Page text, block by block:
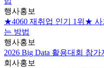
행사홍보
★4060 재취업 인기 1위★ 사
는 방법
행사홍보
2026 Big Data 활용대회 참가
회사홍보